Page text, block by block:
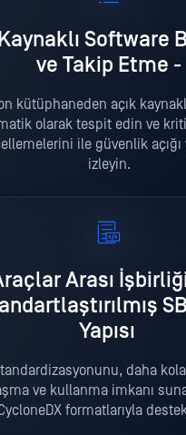
Software
ve Takip Etme -
kütüphaneden açık
olarak tespit edin ve
ile güvenlik açığı
izleyin.
Arası
Yapısı
daha
ve kullanma imkanı
formatlarıyla